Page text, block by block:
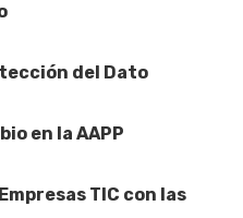
del Dato
en la AAPP
TIC con las